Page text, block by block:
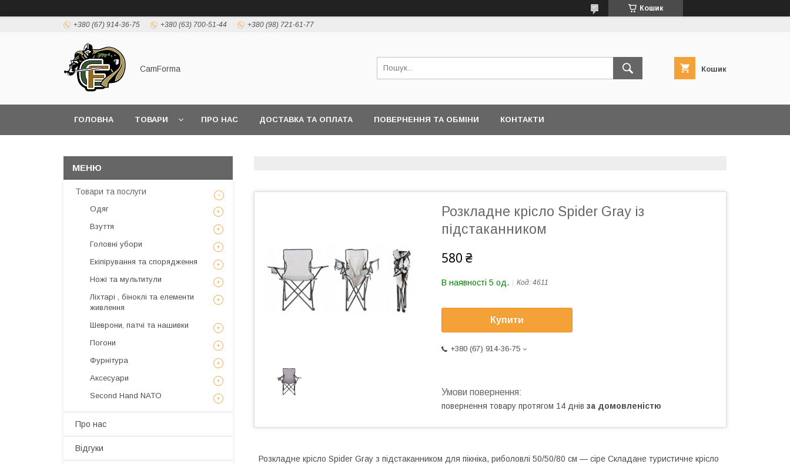
Кошик
+380 (67) 914-36-75 +380 (63) 700-51-44 +380 (98) 721-61-77
CamForma Кошик
ГОЛОВНА ТОВАРИ ПРО НАС ДОСТАВКА ТА ОПЛАТА ПОВЕРНЕННЯ ТА ОБМІНИ КОНТАКТИ
Розкладне крісло Spider Gray із
підстаканником
580 ₴
В наявності 5 од. Код: 4611
Купити
+380 (67) 914-36-75
повернення товару протягом 14 днів за домовленістю
Розкладне крісло Spider Gray з підстаканником для пікніка, риболовлі 50/50/80 см — сіре Складане туристичне крісло
Товари та послуги
Одяг
Взуття
Головні убори
Екіпірування та спорядження
Ножі та мультитули
Ліхтарі , біноклі та елементи
живлення
Шеврони, патчі та нашивки
Погони
Фурнітура
Аксесуари
Second Hand NATO
Про нас
Відгуки